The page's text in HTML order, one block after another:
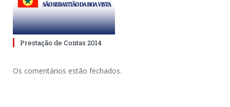
Prestação de Contas 2014
Os comentários estão fechados.